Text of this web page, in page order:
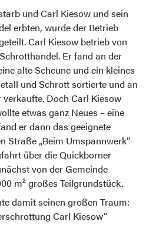
und Carl Kiesow und sein
erbten, wurde der Betrieb
Carl Kiesow betrieb von
Er fand an der
alte Scheune und ein kleines
und Schrott sortierte und an
Doch Carl Kiesow
etwas ganz Neues – eine
er dann das geeignete
Straße „Beim Umspannwerk“
über die Quickborner
von der Gemeinde
m² großes Teilgrundstück.
damit seinen großen Traum:
Carl Kiesow“